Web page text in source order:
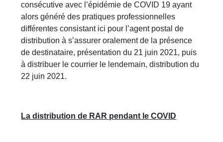
consécutive avec l’épidémie de COVID 19 ayant
alors généré des pratiques professionnelles
différentes consistant ici pour l’agent postal de
distribution à s’assurer oralement de la présence
de destinataire, présentation du 21 juin 2021, puis
à distribuer le courrier le lendemain, distribution du
22 juin 2021.
La distribution de RAR pendant le COVID